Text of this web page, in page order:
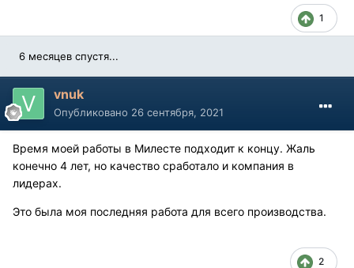
1
6 месяцев спустя...
vnuk
Опубликовано 26 сентября, 2021
Время моей работы в Милесте подходит к концу. Жаль
конечно 4 лет, но качество сработало и компания в
лидерах.
Это была моя последняя работа для всего производства.
2